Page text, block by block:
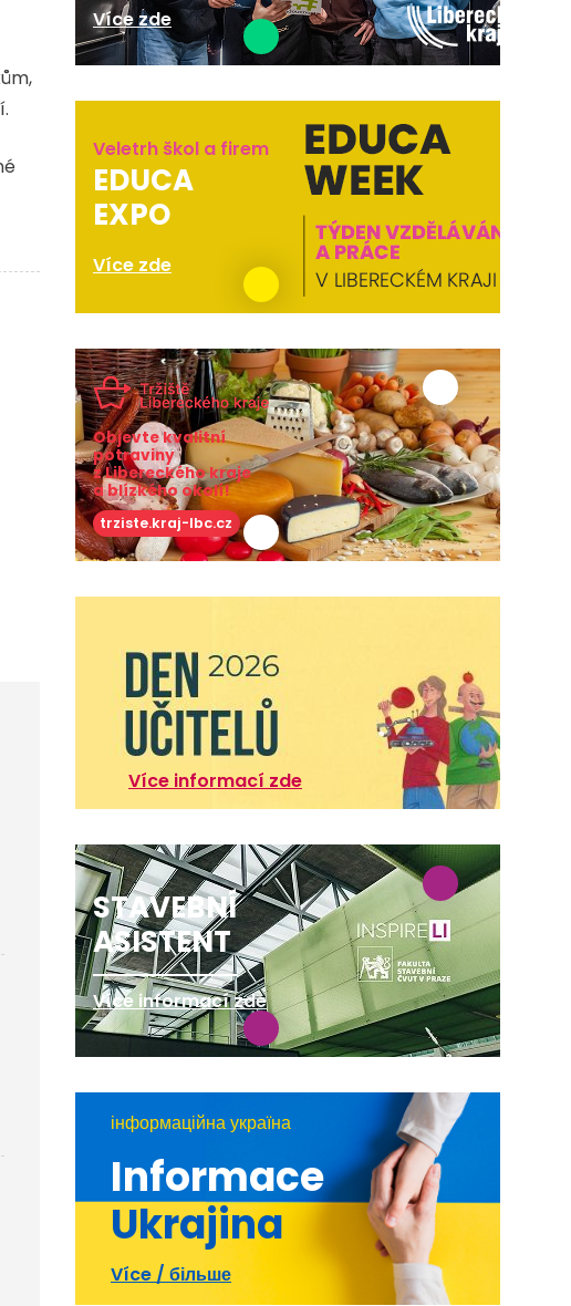
Více zde
Veletrh škol a firem
EDUCA
EXPO
Více zde
Objevte kvalitní
potraviny
z Libereckého kraje
a blízkého okolí!
trziste.kraj-lbc.cz
Více informací zde
STAVEBNÍ
ASISTENT
Více informací zde
інформаційна україна
Informace
Ukrajina
Více / більше